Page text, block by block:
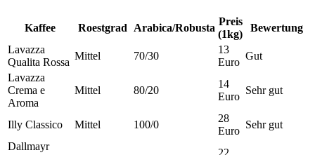
Kaffee Roestgrad Arabica/Robusta
Preis
(1kg)
Bewertung
Lavazza
Qualita Rossa
Mittel 70/30
13
Euro
Gut
Lavazza
Crema e
Aroma
Mittel 80/20
14
Euro
Sehr gut
Illy Classico Mittel 100/0
28
Euro
Sehr gut
Dallmayr
22